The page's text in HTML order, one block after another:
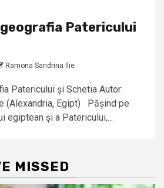
Patericului
Ramona Sandrina Ilie
Patericului și Schetia Autor:
(Alexandria, Egipt) Pășind pe
egiptean și a Patericului,...
MISSED